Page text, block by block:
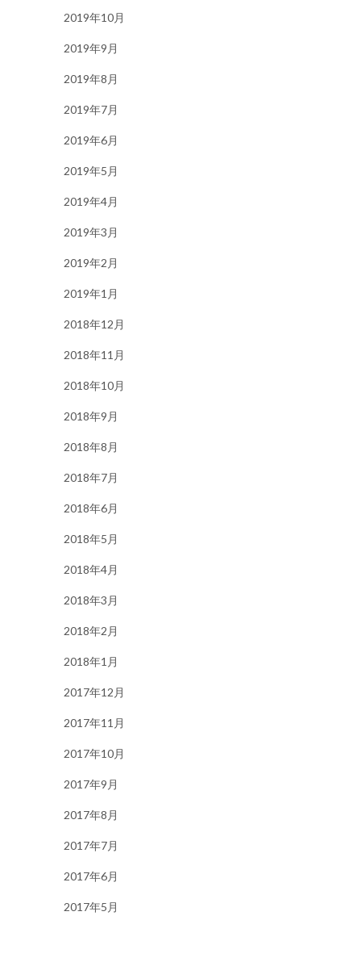
2019年10月
2019年9月
2019年8月
2019年7月
2019年6月
2019年5月
2019年4月
2019年3月
2019年2月
2019年1月
2018年12月
2018年11月
2018年10月
2018年9月
2018年8月
2018年7月
2018年6月
2018年5月
2018年4月
2018年3月
2018年2月
2018年1月
2017年12月
2017年11月
2017年10月
2017年9月
2017年8月
2017年7月
2017年6月
2017年5月